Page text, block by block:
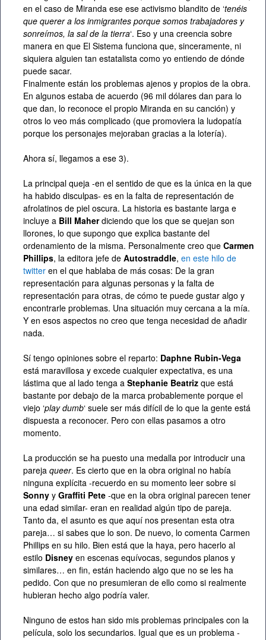
en el caso de Miranda ese ese activismo blandito de ‘tenéis
que querer a los inmigrantes porque somos trabajadores y
sonreímos, la sal de la tierra‘. Eso y una creencia sobre
manera en que El Sistema funciona que, sinceramente, ni
siquiera alguien tan estatalista como yo entiendo de dónde
puede sacar.
Finalmente están los problemas ajenos y propios de la obra.
En algunos estaba de acuerdo (96 mil dólares dan para lo
que dan, lo reconoce el propio Miranda en su canción) y
otros lo veo más complicado (que promoviera la ludopatía
porque los personajes mejoraban gracias a la lotería).
Ahora sí, llegamos a ese 3).
La principal queja -en el sentido de que es la única en la que
ha habido disculpas- es en la falta de representación de
afrolatinos de piel oscura. La historia es bastante larga e
incluye a Bill Maherdiciendo que los que se quejan son
llorones, lo que supongo que explica bastante del
ordenamiento de la misma. Personalmente creo que Carmen
Phillips, la editora jefe de Autostraddle, en este hilo de
twitter en el que hablaba de más cosas: De la gran
representación para algunas personas y la falta de
representación para otras, de cómo te puede gustar algo y
encontrarle problemas. Una situación muy cercana a la mía.
Y en esos aspectos no creo que tenga necesidad de añadir
nada.
Sí tengo opiniones sobre el reparto: Daphne Rubin-Vega
está maravillosa y excede cualquier expectativa, es una
lástima que al lado tenga a Stephanie Beatriz que está
bastante por debajo de la marca probablemente porque el
viejo ‘play dumb‘ suele ser más difícil de lo que la gente está
dispuesta a reconocer. Pero con ellas pasamos a otro
momento.
La producción se ha puesto una medalla por introducir una
pareja queer. Es cierto que en la obra original no había
ninguna explícita -recuerdo en su momento leer sobre si
Sonny y Graffiti Pete -que en la obra original parecen tener
una edad similar- eran en realidad algún tipo de pareja.
Tanto da, el asunto es que aquí nos presentan esta otra
pareja… si sabes que lo son. De nuevo, lo comenta Carmen
Phillips en su hilo. Bien está que la haya, pero hacerlo al
estilo Disney en escenas equívocas, segundos planos y
similares… en fin, están haciendo algo que no se les ha
pedido. Con que no presumieran de ello como si realmente
hubieran hecho algo podría valer.
Ninguno de estos han sido mis problemas principales con la
película, solo los secundarios. Igual que es un problema -